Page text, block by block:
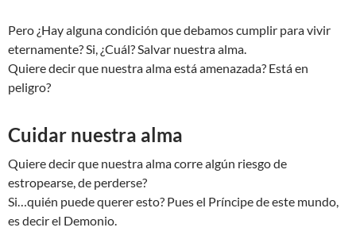
Pero ¿Hay alguna condición que debamos cumplir para vivir
eternamente? Si, ¿Cuál? Salvar nuestra alma.
Quiere decir que nuestra alma está amenazada? Está en
peligro?
Cuidar nuestra alma
Quiere decir que nuestra alma corre algún riesgo de
estropearse, de perderse?
Si…quién puede querer esto? Pues el Príncipe de este mundo,
es decir el Demonio.